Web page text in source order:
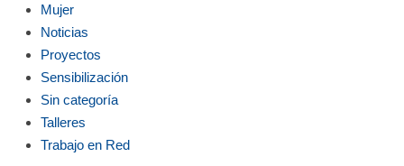
Mujer
Noticias
Proyectos
Sensibilización
Sin categoría
Talleres
Trabajo en Red